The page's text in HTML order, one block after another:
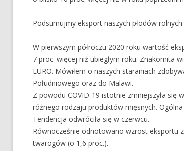
Podsumujmy eksport naszych płodów rolnych
W pierwszym półroczu 2020 roku wartość
7 proc. więcej niż ubiegłym roku. Znakomita
EURO. Mówiłem o naszych staraniach
Południowego oraz do Malawi.
Z powodu COVID-19 istotnie zmniejszyła się
różnego rodzaju produktów mięsnych.
Tendencja odwróciła się w czerwcu.
Równocześnie odnotowano wzrost eksportu
twarogów (o 1,6 proc.).